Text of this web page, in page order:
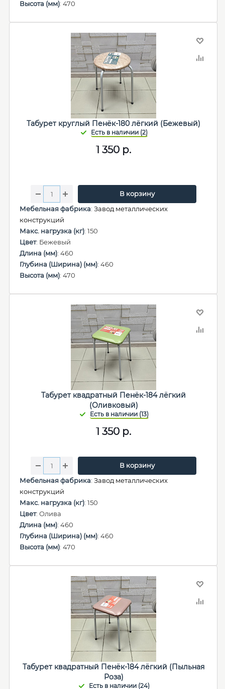
Высота (мм): 470
Табурет круглый Пенёк-180 лёгкий (Бежевый)
1 350 р.
В корзину
Мебельная фабрика: Завод металлических
конструкций
Макс. нагрузка (кг): 150
Цвет: Бежевый
Длина (мм): 460
Глубина (Ширина) (мм): 460
Высота (мм): 470
Табурет квадратный Пенёк-184 лёгкий
(Оливковый)
1 350 р.
В корзину
Мебельная фабрика: Завод металлических
конструкций
Макс. нагрузка (кг): 150
Цвет: Олива
Длина (мм): 460
Глубина (Ширина) (мм): 460
Высота (мм): 470
Табурет квадратный Пенёк-184 лёгкий (Пыльная
Роза)